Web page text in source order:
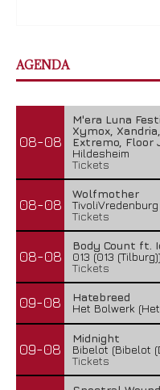
AGENDA
08-08
M'era Luna
Xymox,
Extremo, Floor
Hildesheim
Tickets
08-08
Wolfmother
Tickets
08-08
Body Count ft.
013 (013 (Tilburg))
Tickets
09-08
Hatebreed
Het Bolwerk
09-08
Midnight
Bibelot (Bibelot
Tickets